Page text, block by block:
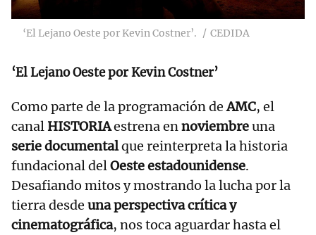
‘El Lejano Oeste por Kevin Costner’. CEDIDA
‘El Lejano Oeste por Kevin Costner’
Como parte de la programación deAMC, el
canal HISTORIAestrena ennoviembreuna
serie documentalque reinterpreta la historia
fundacional delOeste estadounidense.
Desafiando mitos y mostrando la lucha por la
tierra desde una perspectiva crítica y
cinematográfica, nos toca aguardar hasta el